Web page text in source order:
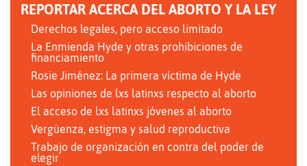
REPORTAR ACERCA DEL ABORTO Y LA LEY
Derechos legales, pero acceso limitado
La Enmienda Hyde y otras prohibiciones de
financiamiento
Rosie Jiménez: La primera víctima de Hyde
Las opiniones de lxs latinxs respecto al aborto
El acceso de lxs latinxs jóvenes al aborto
Vergüenza, estigma y salud reproductiva
Trabajo de organización en contra del poder de
elegir